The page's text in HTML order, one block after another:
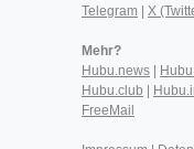
Telegram
X
Mehr?
Hubu.news
Hubu.club
FreeMail